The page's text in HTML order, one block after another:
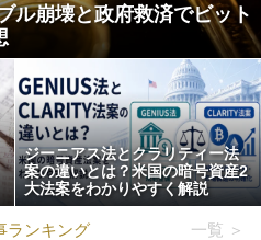
ル崩壊と政府救済でビット
ジーニアス法とクラリティー法
案の違いとは？米国の暗号資産2
大法案をわかりやすく解説
ランキング 一覧 ＞